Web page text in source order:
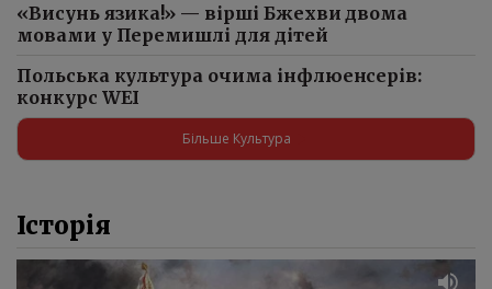
«Висунь язика!» — вірші Бжехви двома
мовами у Перемишлі для дітей
Польська культура очима інфлюенсерів:
конкурс WEI
Більше Культура
Історія